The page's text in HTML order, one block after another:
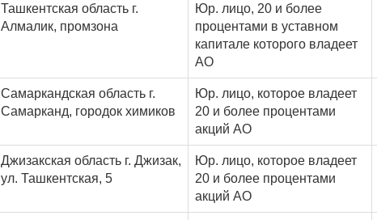
Ташкентская область г.
Алмалик, промзона
Юр. лицо, 20 и более
процентами в уставном
капитале которого владеет
АО
Самаркандская область г.
Самарканд, городок химиков
Юр. лицо, которое владеет
20 и более процентами
акций АО
Джизакская область г. Джизак,
ул. Ташкентская, 5
Юр. лицо, которое владеет
20 и более процентами
акций АО